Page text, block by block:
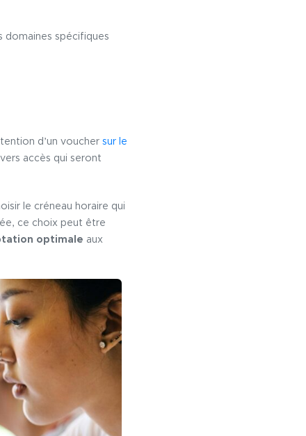
domaines spécifiques
d’un voucher sur le
accès qui seront
le créneau horaire qui
ce choix peut être
optimale aux